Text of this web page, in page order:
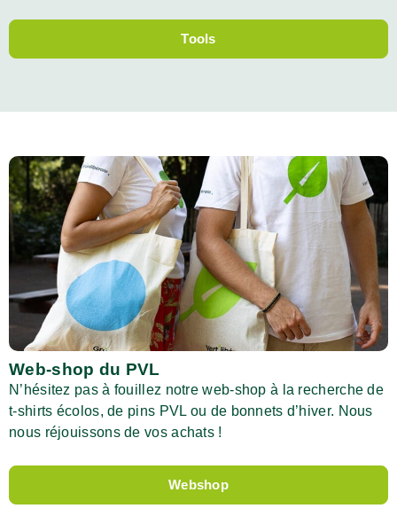
Tools
Web-shop du PVL
N’hésitez pas à fouillez notre web-shop à la recherche de
t-shirts écolos, de pins PVL ou de bonnets d’hiver. Nous
nous réjouissons de vos achats !
Webshop